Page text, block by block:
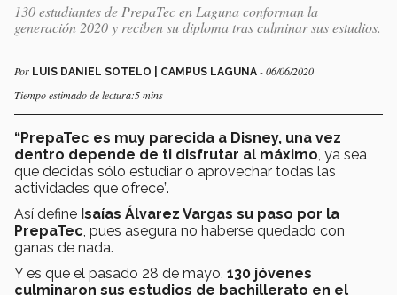
130 estudiantes de PrepaTec en Laguna conforman la
generación 2020 y reciben su diploma tras culminar sus estudios.
Por LUIS DANIEL SOTELO | CAMPUS LAGUNA - 06/06/2020
Tiempo estimado de lectura:5 mins
“PrepaTec es muy parecida a Disney, una vez
dentro depende de ti disfrutar al máximo , ya sea
que decidas sólo estudiar o aprovechar todas las
actividades que ofrece”.
Así define Isaías Álvarez Vargas su paso por la
PrepaTec , pues asegura no haberse quedado con
ganas de nada.
Y es que el pasado 28 de mayo, 130 jóvenes
culminaron sus estudios de bachillerato en el